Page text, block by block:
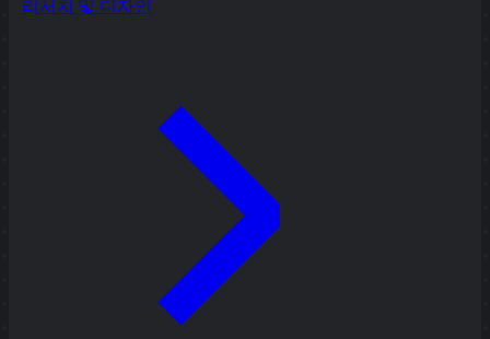
리서치 및 디자인